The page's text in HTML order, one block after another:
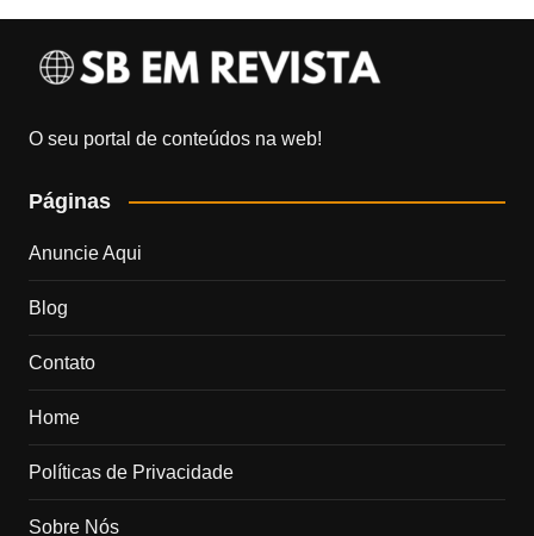
O seu portal de conteúdos na web!
Páginas
Anuncie Aqui
Blog
Contato
Home
Políticas de Privacidade
Sobre Nós